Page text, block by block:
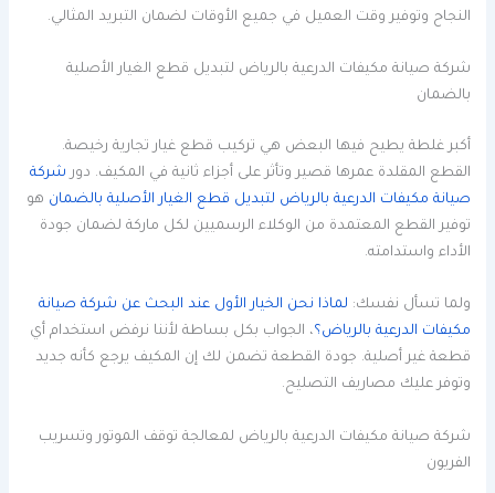
النجاح وتوفير وقت العميل في جميع الأوقات لضمان التبريد المثالي.
شركة صيانة مكيفات الدرعية بالرياض لتبديل قطع الغيار الأصلية
بالضمان
أكبر غلطة يطيح فيها البعض هي تركيب قطع غيار تجارية رخيصة.
القطع المقلدة عمرها قصير وتأثر على أجزاء ثانية في المكيف. دور شركة
صيانة مكيفات الدرعية بالرياض لتبديل قطع الغيار الأصلية بالضمان هو
توفير القطع المعتمدة من الوكلاء الرسميين لكل ماركة لضمان جودة
الأداء واستدامته.
ولما تسأل نفسك: لماذا نحن الخيار الأول عند البحث عن شركة صيانة
مكيفات الدرعية بالرياض؟، الجواب بكل بساطة لأننا نرفض استخدام أي
قطعة غير أصلية. جودة القطعة تضمن لك إن المكيف يرجع كأنه جديد
وتوفر عليك مصاريف التصليح.
شركة صيانة مكيفات الدرعية بالرياض لمعالجة توقف الموتور وتسريب
الفريون